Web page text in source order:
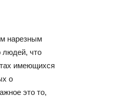
нарезным
людей, что
имеющихся
о
это то,